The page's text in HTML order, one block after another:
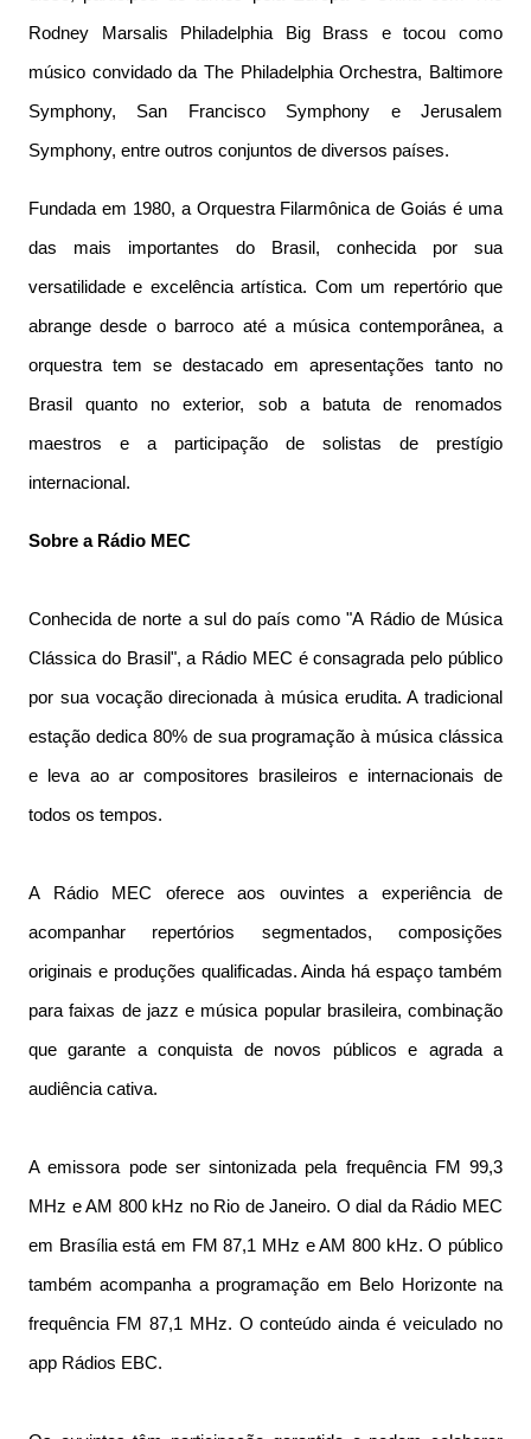
Rodney Marsalis Philadelphia Big Brass e tocou como
músico convidado da The Philadelphia Orchestra, Baltimore
Symphony, San Francisco Symphony e Jerusalem
Symphony, entre outros conjuntos de diversos países.
Fundada em 1980, a Orquestra Filarmônica de Goiás é uma
das mais importantes do Brasil, conhecida por sua
versatilidade e excelência artística. Com um repertório que
abrange desde o barroco até a música contemporânea, a
orquestra tem se destacado em apresentações tanto no
Brasil quanto no exterior, sob a batuta de renomados
maestros e a participação de solistas de prestígio
internacional.
Sobre a Rádio MEC
Conhecida de norte a sul do país como "A Rádio de Música
Clássica do Brasil", a Rádio MEC é consagrada pelo público
por sua vocação direcionada à música erudita. A tradicional
estação dedica 80% de sua programação à música clássica
e leva ao ar compositores brasileiros e internacionais de
todos os tempos.
A Rádio MEC oferece aos ouvintes a experiência de
acompanhar repertórios segmentados, composições
originais e produções qualificadas. Ainda há espaço também
para faixas de jazz e música popular brasileira, combinação
que garante a conquista de novos públicos e agrada a
audiência cativa.
A emissora pode ser sintonizada pela frequência FM 99,3
MHz e AM 800 kHz no Rio de Janeiro. O dial da Rádio MEC
em Brasília está em FM 87,1 MHz e AM 800 kHz. O público
também acompanha a programação em Belo Horizonte na
frequência FM 87,1 MHz. O conteúdo ainda é veiculado no
app Rádios EBC.